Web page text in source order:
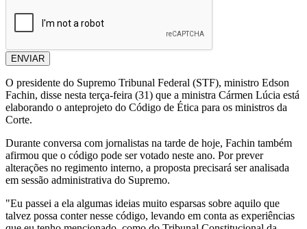
ENVIAR
O presidente do Supremo Tribunal Federal (STF), ministro Edson
Fachin, disse nesta terça-feira (31) que a ministra Cármen Lúcia está
elaborando o anteprojeto do Código de Ética para os ministros da
Corte.
Durante conversa com jornalistas na tarde de hoje, Fachin também
afirmou que o código pode ser votado neste ano. Por prever
alterações no regimento interno, a proposta precisará ser analisada
em sessão administrativa do Supremo.
"Eu passei a ela algumas ideias muito esparsas sobre aquilo que
talvez possa conter nesse código, levando em conta as experiências